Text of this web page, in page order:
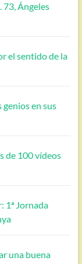
73, Ángeles
el sentido de la
genios en sus
de 100 vídeos
1ª Jornada
una buena